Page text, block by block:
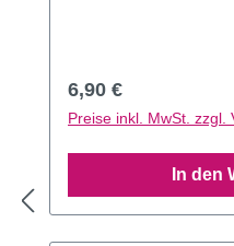
Regulärer Preis:
6,90 €
Preise inkl. MwSt. zzgl.
In den